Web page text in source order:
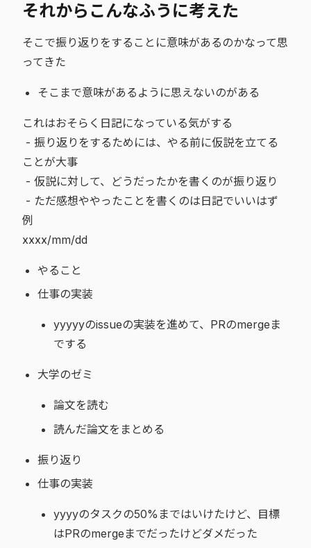
それからこんなふうに考えた
そこで振り返りをすることに意味があるのかなって思
ってきた
そこまで意味があるように思えないのがある
これはおそらく日記になっている気がする
- 振り返りをするためには、やる前に仮説を立てる
ことが大事
- 仮説に対して、どうだったかを書くのが振り返り
- ただ感想ややったことを書くのは日記でいいはず
例
xxxx/mm/dd
やること
仕事の実装
yyyyyのissueの実装を進めて、PRのmergeま
でする
大学のゼミ
論文を読む
読んだ論文をまとめる
振り返り
仕事の実装
yyyyのタスクの50%まではいけたけど、目標
はPRのmergeまでだったけどダメだった